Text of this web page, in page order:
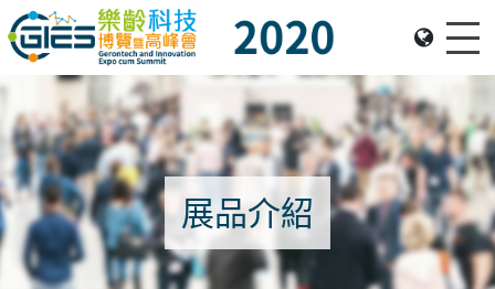
Date: Expo: 21-24 Nov 2020, Summit: 20 Nov 2020, Venue: Hall 1A-C, HKCEC
展品介紹